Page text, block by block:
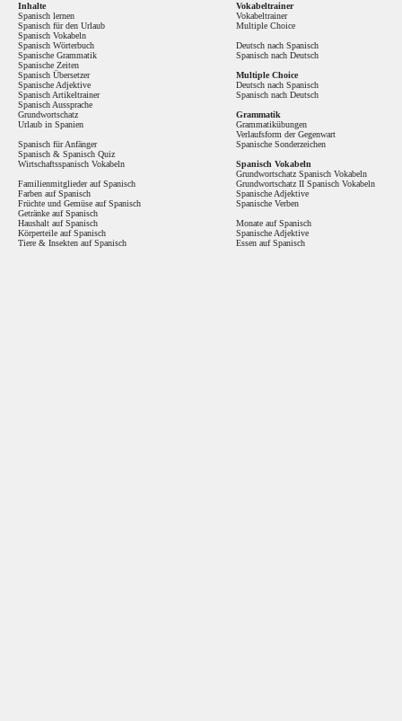
Inhalte
Spanisch lernen
Spanisch für den Urlaub
Spanisch Vokabeln
Spanisch Wörterbuch
Spanische Grammatik
Spanische Zeiten
Spanisch Übersetzer
Spanische Adjektive
Spanisch Artikeltrainer
Spanisch Aussprache
Grundwortschatz
Urlaub in Spanien
Spanisch für Anfänger
Spanisch & Spanisch Quiz
Wirtschaftsspanisch Vokabeln
Familienmitglieder auf Spanisch
Farben auf Spanisch
Früchte und Gemüse auf Spanisch
Getränke auf Spanisch
Haushalt auf Spanisch
Körperteile auf Spanisch
Tiere & Insekten auf Spanisch
Vokabeltrainer
Vokabeltrainer
Multiple Choice
Deutsch nach Spanisch
Spanisch nach Deutsch
Multiple Choice
Deutsch nach Spanisch
Spanisch nach Deutsch
Grammatik
Grammatikübungen
Verlaufsform der Gegenwart
Spanische Sonderzeichen
Spanisch Vokabeln
Grundwortschatz Spanisch Vokabeln
Grundwortschatz II Spanisch Vokabeln
Spanische Adjektive
Spanische Verben
Monate auf Spanisch
Spanische Adjektive
Essen auf Spanisch